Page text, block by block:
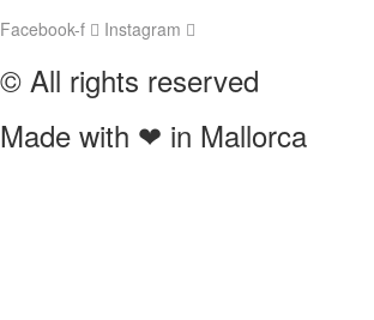
Facebook-f
Instagram
© All rights reserved
Made with ❤ in Mallorca